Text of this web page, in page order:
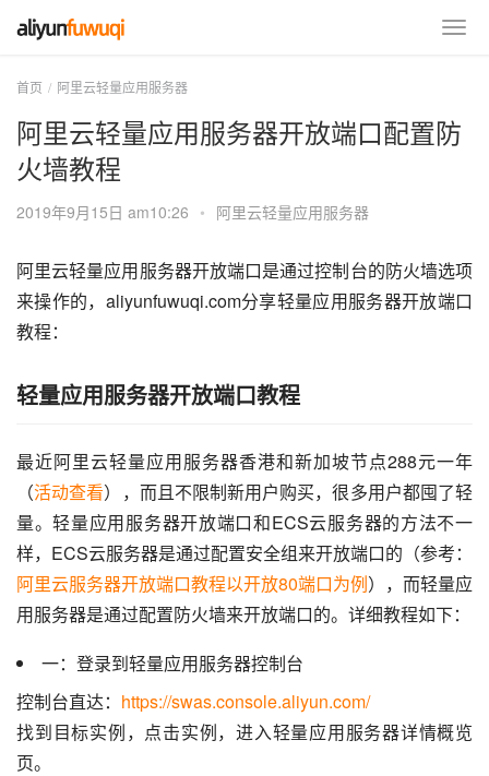
首页 阿里云轻量应用服务器
阿里云轻量应用服务器开放端口配置防
火墙教程
2019年9月15日 am10:26 • 阿里云轻量应用服务器
阿里云轻量应用服务器开放端口是通过控制台的防火墙选项
来操作的，aliyunfuwuqi.com分享轻量应用服务器开放端口
教程：
轻量应用服务器开放端口教程
最近阿里云轻量应用服务器香港和新加坡节点288元一年
（活动查看），而且不限制新用户购买，很多用户都囤了轻
量。轻量应用服务器开放端口和ECS云服务器的方法不一
样，ECS云服务器是通过配置安全组来开放端口的（参考：
阿里云服务器开放端口教程以开放80端口为例），而轻量应
用服务器是通过配置防火墙来开放端口的。详细教程如下：
一：登录到轻量应用服务器控制台
控制台直达： https://swas.console.aliyun.com/
找到目标实例，点击实例，进入轻量应用服务器详情概览
页。